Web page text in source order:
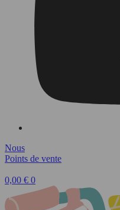
Nous
Points de vente
0,00 € 0